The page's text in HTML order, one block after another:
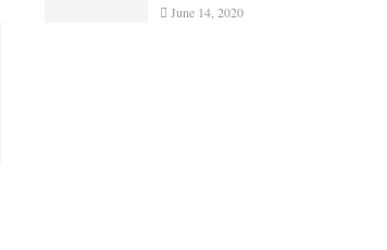
June 14, 2020